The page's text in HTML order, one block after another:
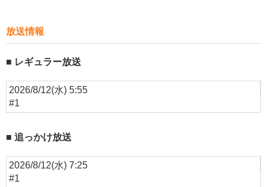
放送情報
レギュラー放送
2026/8/12(水) 5:55
#1
追っかけ放送
2026/8/12(水) 7:25
#1